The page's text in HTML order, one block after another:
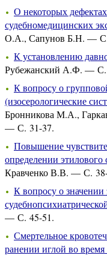
О некоторых
судебномедицинских
О.А., Сапунов Б.Н. —
К установлению
Рубежанский А.Ф. — С.
К вопросу о
(изосерологические
Бронникова М.А.,
— С. 31-37.
Повышение
определении
Кравченко В.В. — С.
К вопросу о
— С. 45-51.
Смертельное
ранении иглой во